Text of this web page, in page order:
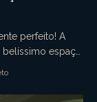
perfeito! A
espaço